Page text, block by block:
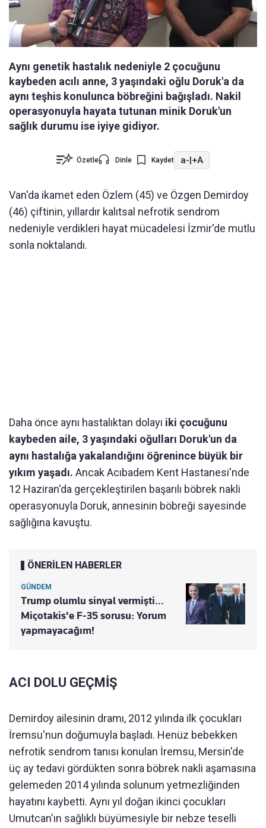
Aynı genetik hastalık nedeniyle 2 çocuğunu
kaybeden acılı anne, 3 yaşındaki oğlu Doruk'a da
aynı teşhis konulunca böbreğini bağışladı. Nakil
operasyonuyla hayata tutunan minik Doruk'un
sağlık durumu ise iyiye gidiyor.
Özetle Dinle Kaydet a-|+A
Van'da ikamet eden Özlem (45) ve Özgen Demirdoy
(46) çiftinin, yıllardır kalıtsal nefrotik sendrom
nedeniyle verdikleri hayat mücadelesi İzmir'de mutlu
sonla noktalandı.
Daha önce aynı hastalıktan dolayı iki çocuğunu
kaybeden aile, 3 yaşındaki oğulları Doruk'un da
aynı hastalığa yakalandığını öğrenince büyük bir
yıkım yaşadı. Ancak Acıbadem Kent Hastanesi'nde
12 Haziran'da gerçekleştirilen başarılı böbrek nakli
operasyonuyla Doruk, annesinin böbreği sayesinde
sağlığına kavuştu.
ÖNERİLEN HABERLER
GÜNDEM
Trump olumlu sinyal vermişti...
Miçotakis'e F-35 sorusu: Yorum
yapmayacağım!
ACI DOLU GEÇMİŞ
Demirdoy ailesinin dramı, 2012 yılında ilk çocukları
İremsu'nun doğumuyla başladı. Henüz bebekken
nefrotik sendrom tanısı konulan İremsu, Mersin'de
üç ay tedavi gördükten sonra böbrek nakli aşamasına
gelemeden 2014 yılında solunum yetmezliğinden
hayatını kaybetti. Aynı yıl doğan ikinci çocukları
Umutcan'ın sağlıklı büyümesiyle bir nebze teselli